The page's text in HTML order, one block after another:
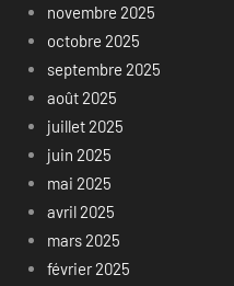
novembre 2025
octobre 2025
septembre 2025
août 2025
juillet 2025
juin 2025
mai 2025
avril 2025
mars 2025
février 2025